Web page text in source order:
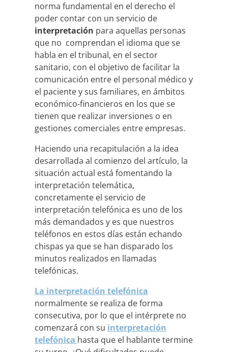
norma fundamental en el derecho el
poder contar con un servicio de
interpretación para aquellas personas
que no comprendan el idioma que se
habla en el tribunal, en el sector
sanitario, con el objetivo de facilitar la
comunicación entre el personal médico y
el paciente y sus familiares, en ámbitos
económico-financieros en los que se
tienen que realizar inversiones o en
gestiones comerciales entre empresas.
Haciendo una recapitulación a la idea
desarrollada al comienzo del artículo, la
situación actual está fomentando la
interpretación telemática,
concretamente el servicio de
interpretación telefónica es uno de los
más demandados y es que nuestros
teléfonos en estos días están echando
chispas ya que se han disparado los
minutos realizados en llamadas
telefónicas.
La interpretación telefónica
normalmente se realiza de forma
consecutiva, por lo que el intérprete no
comenzará con su interpretación
telefónica hasta que el hablante termine